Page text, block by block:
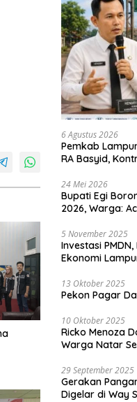
6 Agustus 2026
Pemkab
RA Basyid,
24 Mei 2026
Bupati Egi
2026, Warga:
5 November 2025
Investasi
Ekonomi
13 Oktober 2025
Pekon Pagar
10 Oktober 2025
Ricko Menoza
Warga Natar
29 September 2025
Gerakan
Digelar di Way